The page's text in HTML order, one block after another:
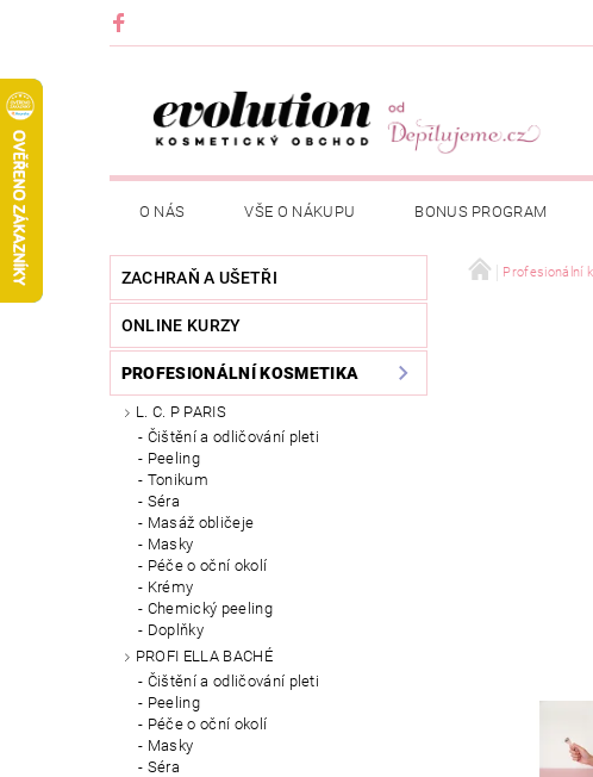
O NÁS VŠE O NÁKUPU BONUS PROGRAM
ZACHRAŇ A UŠETŘI
ONLINE KURZY
PROFESIONÁLNÍ KOSMETIKA
L. C. P PARIS
Čištění a odličování pleti
Peeling
Tonikum
Séra
Masáž obličeje
Masky
Péče o oční okolí
Krémy
Chemický peeling
Doplňky
PROFI ELLA BACHÉ
Čištění a odličování pleti
Peeling
Péče o oční okolí
Masky
Séra
Profesionální